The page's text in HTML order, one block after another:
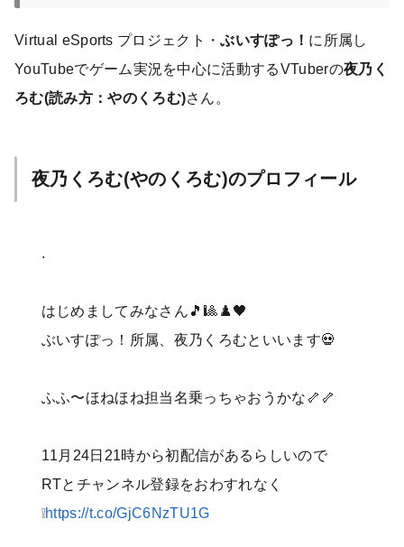
Virtual eSports プロジェクト・ぶいすぽっ！ に所属し
YouTubeでゲーム実況を中心に活動するVTuberの夜乃く
ろむ(読み方：やのくろむ)さん。
夜乃くろむ(やのくろむ)のプロフィール
.
はじめましてみなさん🎵🎱♟️🖤
ぶいすぽっ！所属、夜乃くろむといいます💀
ふふ〜ほねほね担当名乗っちゃおうかな🦴🦴
11月24日21時から初配信があるらしいので
RTとチャンネル登録をおわすれなく
❕https://t.co/GjC6NzTU1G